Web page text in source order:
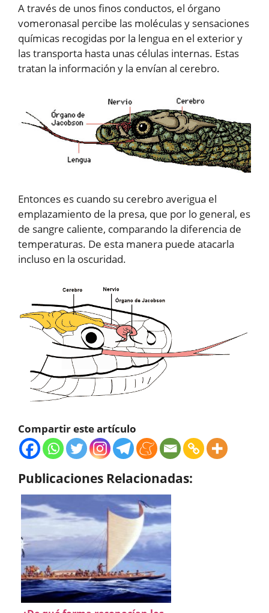
A través de unos finos conductos, el órgano
vomeronasal percibe las moléculas y sensaciones
químicas recogidas por la lengua en el exterior y
las transporta hasta unas células internas. Estas
tratan la información y la envían al cerebro.
Entonces es cuando su cerebro averigua el
emplazamiento de la presa, que por lo general, es
de sangre caliente, comparando la diferencia de
temperaturas. De esta manera puede atacarla
incluso en la oscuridad.
Compartir este artículo
Publicaciones Relacionadas: